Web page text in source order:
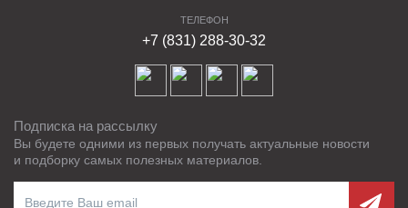
ТЕЛЕФОН
+7 (831) 288-30-32
Подписка на рассылку
Вы будете одними из первых получать актуальные новости
и подборку самых полезных материалов.